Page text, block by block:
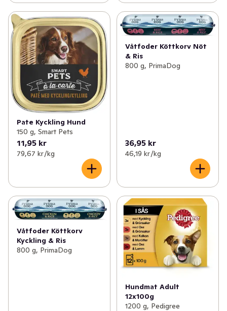
Pate Kyckling Hund
150 g, Smart Pets
11,95 kr
79,67 kr /kg
Våtfoder Köttkorv Nöt
& Ris
800 g, PrimaDog
36,95 kr
46,19 kr /kg
Våtfoder Köttkorv
Kyckling & Ris
800 g, PrimaDog
Hundmat Adult
12x100g
1200 g, Pedigree